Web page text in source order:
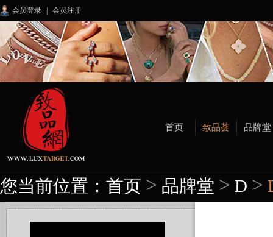
会员登录 会员注册
首页 致品荟 品牌堂
您当前位置： 首页 > 品牌堂 > D >